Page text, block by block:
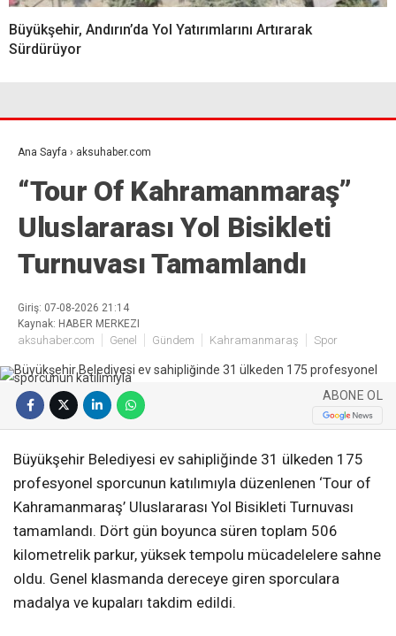
Büyükşehir, Andırın’da Yol Yatırımlarını Artırarak
Sürdürüyor
Ana Sayfa › aksuhaber.com
“Tour Of Kahramanmaraş”
Uluslararası Yol Bisikleti
Turnuvası Tamamlandı
Giriş: 07-08-2026 21:14
Kaynak: HABER MERKEZI
aksuhaber.com Genel Gündem Kahramanmaraş Spor
ABONE OL
Büyükşehir Belediyesi ev sahipliğinde 31 ülkeden 175
profesyonel sporcunun katılımıyla düzenlenen ‘Tour of
Kahramanmaraş’ Uluslararası Yol Bisikleti Turnuvası
tamamlandı. Dört gün boyunca süren toplam 506
kilometrelik parkur, yüksek tempolu mücadelelere sahne
oldu. Genel klasmanda dereceye giren sporculara
madalya ve kupaları takdim edildi.